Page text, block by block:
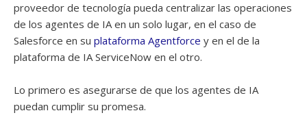
proveedor de tecnología pueda centralizar las operaciones
de los agentes de IA en un solo lugar, en el caso de
Salesforce en su plataforma Agentforce y en el de la
plataforma de IA ServiceNow en el otro.
Lo primero es asegurarse de que los agentes de IA
puedan cumplir su promesa.